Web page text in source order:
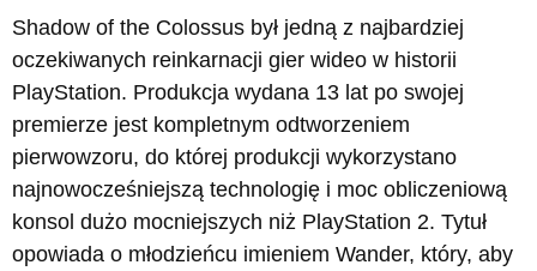
Shadow of the Colossus był jedną z najbardziej
oczekiwanych reinkarnacji gier wideo w historii
PlayStation. Produkcja wydana 13 lat po swojej
premierze jest kompletnym odtworzeniem
pierwowzoru, do której produkcji wykorzystano
najnowocześniejszą technologię i moc obliczeniową
konsol dużo mocniejszych niż PlayStation 2. Tytuł
opowiada o młodzieńcu imieniem Wander, który, aby